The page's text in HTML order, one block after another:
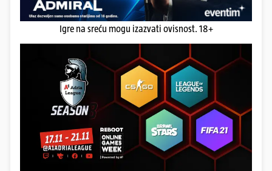
Igre na sreću mogu izazvati ovisnost. 18+